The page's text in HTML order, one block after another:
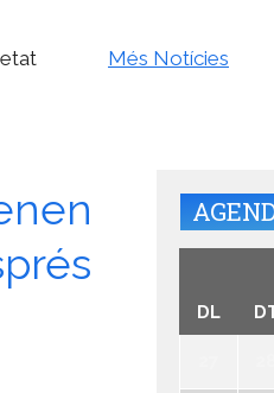
Més Notícies
DL